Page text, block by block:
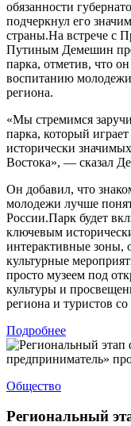
обязанности
подчеркнул его
страны.На встрече с
Путиным Демешин
парка, отметив, что
воспитанию
региона.
«Мы стремимся
парка, который
исторически
Востока», — сказал
Он добавил, что
молодежи лучше
России.Парк будет
ключевым
интерактивные зоны,
культурные
просто музеем под
культуры и
региона и туристов
Подробнее
Общество
Региональный